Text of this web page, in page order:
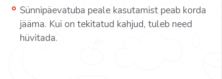
Sünnipäevatuba peale kasutamist peab korda
jääma. Kui on tekitatud kahjud, tuleb need
hüvitada.